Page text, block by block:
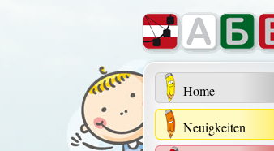
Home
Neuigkeiten